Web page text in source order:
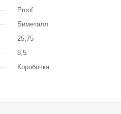
Proof
Биметалл
25,75
8,5
Коробочка